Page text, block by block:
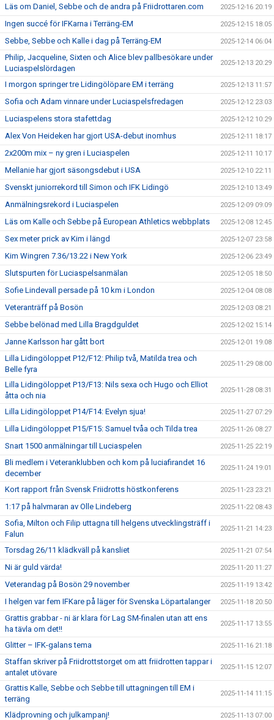
Läs om Daniel, Sebbe och de andra på Friidrottaren.com 2025-12-16 20:19
Ingen succé för IFKarna i Terräng-EM 2025-12-15 18:05
Sebbe, Sebbe och Kalle i dag på Terräng-EM 2025-12-14 06:04
Philip, Jacqueline, Sixten och Alice blev pallbesökare under
Luciaspelslördagen
2025-12-13 20:29
I morgon springer tre Lidingölöpare EM i terräng 2025-12-13 11:57
Sofia och Adam vinnare under Luciaspelsfredagen 2025-12-12 23:03
Luciaspelens stora stafettdag 2025-12-12 10:29
Alex Von Heideken har gjort USA-debut inomhus 2025-12-11 18:17
2x200m mix – ny gren i Luciaspelen 2025-12-11 10:17
Mellanie har gjort säsongsdebut i USA 2025-12-10 22:11
Svenskt juniorrekord till Simon och IFK Lidingö 2025-12-10 13:49
Anmälningsrekord i Luciaspelen 2025-12-09 09:09
Läs om Kalle och Sebbe på European Athletics webbplats 2025-12-08 12:45
Sex meter prick av Kim i längd 2025-12-07 23:58
Kim Wingren 7.36/13.22 i New York 2025-12-06 23:49
Slutspurten för Luciaspelsanmälan 2025-12-05 18:50
Sofie Lindevall persade på 10 km i London 2025-12-04 08:08
Veteranträff på Bosön 2025-12-03 08:21
Sebbe belönad med Lilla Bragdguldet 2025-12-02 15:14
Janne Karlsson har gått bort 2025-12-01 19:08
Lilla Lidingöloppet P12/F12: Philip två, Matilda trea och
Belle fyra
2025-11-29 08:00
Lilla Lidingöloppet P13/F13: Nils sexa och Hugo och Elliot
åtta och nia
2025-11-28 08:31
Lilla Lidingöloppet P14/F14: Evelyn sjua! 2025-11-27 07:29
Lilla Lidingöloppet P15/F15: Samuel tvåa och Tilda trea 2025-11-26 08:27
Snart 1500 anmälningar till Luciaspelen 2025-11-25 22:19
Bli medlem i Veteranklubben och kom på luciafirandet 16
december
2025-11-24 19:01
Kort rapport från Svensk Friidrotts höstkonferens 2025-11-23 23:21
1:17 på halvmaran av Olle Lindeberg 2025-11-22 08:43
Sofia, Milton och Filip uttagna till helgens utvecklingsträff i
Falun
2025-11-21 14:23
Torsdag 26/11 klädkväll på kansliet 2025-11-21 07:54
Ni är guld värda! 2025-11-20 11:27
Veterandag på Bosön 29 november 2025-11-19 13:42
I helgen var fem IFKare på läger för Svenska Löpartalanger 2025-11-18 20:50
Grattis grabbar - ni är klara för Lag SM-finalen utan att ens
ha tävla om det!!
2025-11-17 13:55
Glitter – IFK-galans tema 2025-11-16 21:18
Staffan skriver på Friidrottstorget om att friidrotten tappar i
antalet utövare
2025-11-15 12:07
Grattis Kalle, Sebbe och Sebbe till uttagningen till EM i
terräng
2025-11-14 11:15
Klädprovning och julkampanj! 2025-11-13 07:00